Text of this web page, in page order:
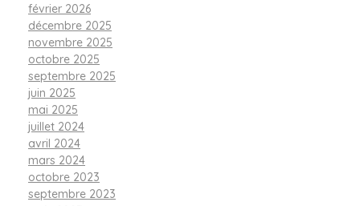
février 2026
décembre 2025
novembre 2025
octobre 2025
septembre 2025
juin 2025
mai 2025
juillet 2024
avril 2024
mars 2024
octobre 2023
septembre 2023